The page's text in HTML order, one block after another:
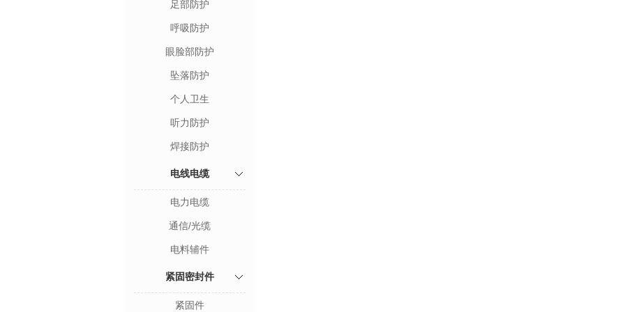
足部防护
呼吸防护
眼脸部防护
坠落防护
个人卫生
听力防护
焊接防护
电线电缆
电力电缆
通信/光缆
电料辅件
紧固密封件
紧固件